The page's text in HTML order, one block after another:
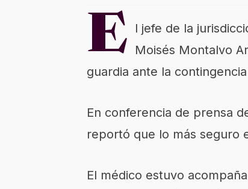
E
l jefe de la
Moisés Montalvo
guardia ante la
En conferencia de prensa
reportó que lo más seguro
El médico estuvo